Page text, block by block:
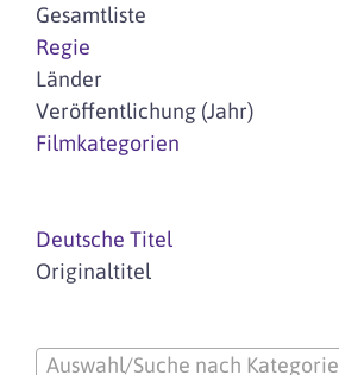
Gesamtliste
Regie
Länder
Veröffentlichung (Jahr)
Filmkategorien
Deutsche Titel
Originaltitel
Auswahl/Suche nach Kategorie